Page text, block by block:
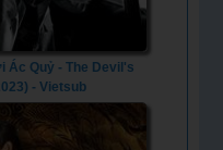
Ác Quỷ - The Devil's
- Vietsub